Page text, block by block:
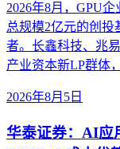
2026年8月，GPU
总规模2亿元的创投
者。长鑫科技、兆
产业资本新LP群体
2026年8月5日
华泰证券：AI应